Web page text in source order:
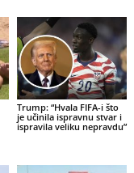
Trump: “Hvala FIFA-i što
je učinila ispravnu stvar i
ispravila veliku nepravdu”